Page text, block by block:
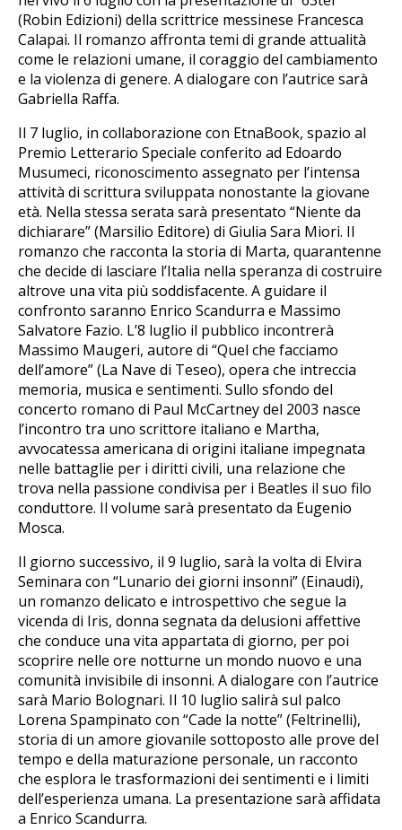
(Robin Edizioni) della scrittrice messinese Francesca
Calapai. Il romanzo affronta temi di grande attualità
come le relazioni umane, il coraggio del cambiamento
e la violenza di genere. A dialogare con l’autrice sarà
Gabriella Raffa.
Il 7 luglio, in collaborazione con EtnaBook, spazio al
Premio Letterario Speciale conferito ad Edoardo
Musumeci, riconoscimento assegnato per l’intensa
attività di scrittura sviluppata nonostante la giovane
età. Nella stessa serata sarà presentato “Niente da
dichiarare” (Marsilio Editore) di Giulia Sara Miori. Il
romanzo che racconta la storia di Marta, quarantenne
che decide di lasciare l’Italia nella speranza di costruire
altrove una vita più soddisfacente. A guidare il
confronto saranno Enrico Scandurra e Massimo
Salvatore Fazio. L’8 luglio il pubblico incontrerà
Massimo Maugeri, autore di “Quel che facciamo
dell’amore” (La Nave di Teseo), opera che intreccia
memoria, musica e sentimenti. Sullo sfondo del
concerto romano di Paul McCartney del 2003 nasce
l’incontro tra uno scrittore italiano e Martha,
avvocatessa americana di origini italiane impegnata
nelle battaglie per i diritti civili, una relazione che
trova nella passione condivisa per i Beatles il suo filo
conduttore. Il volume sarà presentato da Eugenio
Mosca.
Il giorno successivo, il 9 luglio, sarà la volta di Elvira
Seminara con “Lunario dei giorni insonni” (Einaudi),
un romanzo delicato e introspettivo che segue la
vicenda di Iris, donna segnata da delusioni affettive
che conduce una vita appartata di giorno, per poi
scoprire nelle ore notturne un mondo nuovo e una
comunità invisibile di insonni. A dialogare con l’autrice
sarà Mario Bolognari. Il 10 luglio salirà sul palco
Lorena Spampinato con “Cade la notte” (Feltrinelli),
storia di un amore giovanile sottoposto alle prove del
tempo e della maturazione personale, un racconto
che esplora le trasformazioni dei sentimenti e i limiti
dell’esperienza umana. La presentazione sarà affidata
a Enrico Scandurra.